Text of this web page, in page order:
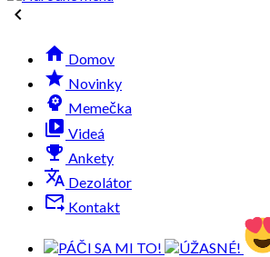

 Domov
grade Novinky
psychology Memečka
video_library Videá
emoji_events Ankety
translate Dezolátor
forward_to_inbox Kontakt